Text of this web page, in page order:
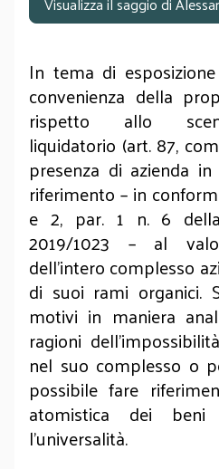
In tema di
convenienza della
rispetto allo
liquidatorio (art. 87,
presenza di azienda
riferimento – in
e 2, par. 1 n. 6
2019/1023 – al
dell’intero complesso
di suoi rami organici.
motivi in maniera
ragioni
nel suo complesso o
possibile fare
atomistica dei beni
l’universalità.